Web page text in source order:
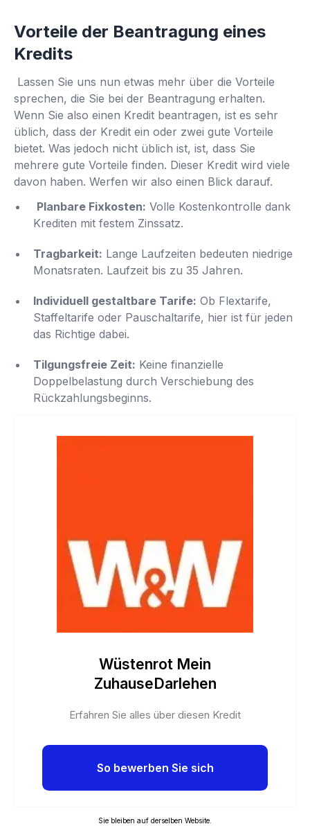
Vorteile der Beantragung eines
Kredits
Lassen Sie uns nun etwas mehr über die Vorteile
sprechen, die Sie bei der Beantragung erhalten.
Wenn Sie also einen Kredit beantragen, ist es sehr
üblich, dass der Kredit ein oder zwei gute Vorteile
bietet. Was jedoch nicht üblich ist, ist, dass Sie
mehrere gute Vorteile finden. Dieser Kredit wird viele
davon haben. Werfen wir also einen Blick darauf.
Planbare Fixkosten: Volle Kostenkontrolle dank
Krediten mit festem Zinssatz.
Tragbarkeit: Lange Laufzeiten bedeuten niedrige
Monatsraten. Laufzeit bis zu 35 Jahren.
Individuell gestaltbare Tarife: Ob Flextarife,
Staffeltarife oder Pauschaltarife, hier ist für jeden
das Richtige dabei.
Tilgungsfreie Zeit: Keine finanzielle
Doppelbelastung durch Verschiebung des
Rückzahlungsbeginns.
Wüstenrot Mein
ZuhauseDarlehen
Erfahren Sie alles über diesen Kredit
So bewerben Sie sich
Sie bleiben auf derselben Website.